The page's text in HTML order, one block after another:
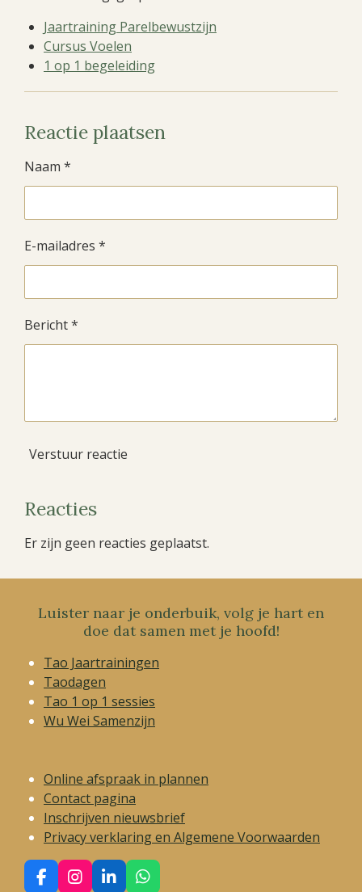
Jaartraining Parelbewustzijn
Cursus Voelen
1 op 1 begeleiding
Reactie plaatsen
Naam *
E-mailadres *
Bericht *
Verstuur reactie
Reacties
Er zijn geen reacties geplaatst.
Luister naar je onderbuik, volg je hart en
doe dat samen met je hoofd!
Tao Jaartrainingen
Taodagen
Tao 1 op 1 sessies
Wu Wei Samenzijn
Online afspraak in plannen
Contact pagina
Inschrijven nieuwsbrief
Privacy verklaring en Algemene Voorwaarden
F
I
L
W